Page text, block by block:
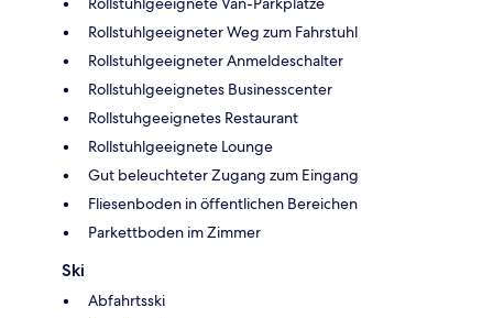
Rollstuhlgeeigneter Weg zum Fahrstuhl
Rollstuhlgeeigneter Anmeldeschalter
Rollstuhlgeeignetes Businesscenter
Rollstuhgeeignetes Restaurant
Rollstuhlgeeignete Lounge
Gut beleuchteter Zugang zum Eingang
Fliesenboden in öffentlichen Bereichen
Parkettboden im Zimmer
Ski
Abfahrtsski